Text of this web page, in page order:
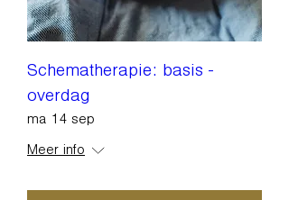
Schematherapie: basis -
overdag
ma 14 sep
Meer info